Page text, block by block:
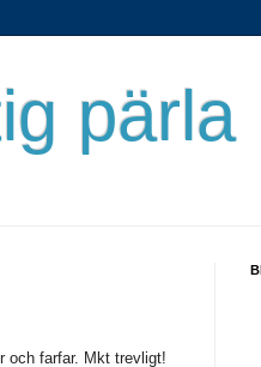
pärla
och farfar. Mkt trevligt!